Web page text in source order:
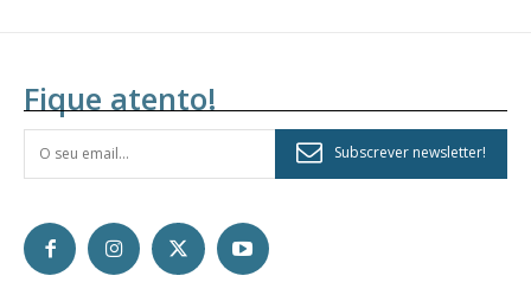
Fique atento!
Subscrever newsletter!